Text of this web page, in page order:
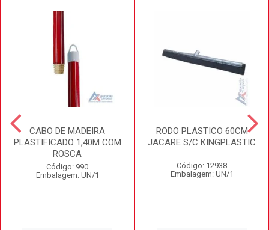
CABO DE MADEIRA
PLASTIFICADO 1,40M COM
ROSCA
Código: 990
Embalagem: UN/1
RODO PLASTICO 60CM
JACARE S/C KINGPLASTIC
Código: 12938
Embalagem: UN/1